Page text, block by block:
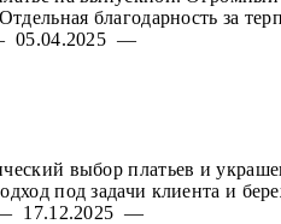
благодарность за
05.04.2025 —
выбор платьев и
под задачи клиента и
17.12.2025 —